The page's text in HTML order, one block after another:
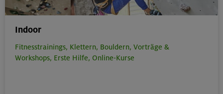
Indoor
Fitnesstrainings, Klettern, Bouldern, Vorträge &
Workshops, Erste Hilfe, Online-Kurse